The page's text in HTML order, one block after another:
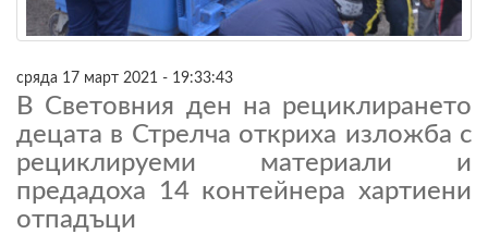
сряда 17 март 2021 - 19:33:43
В Световния ден на рециклирането
децата в Стрелча откриха изложба с
рециклируеми материали и
предадоха 14 контейнера хартиени
отпадъци